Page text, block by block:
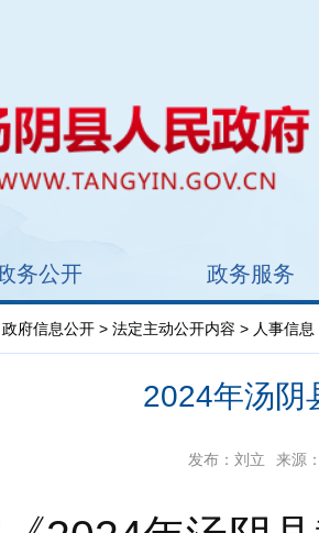
务公开 政务服务
政府信息公开 > 法定主动公开内容 > 人事信息
2024年汤阴
发布：刘立 来源